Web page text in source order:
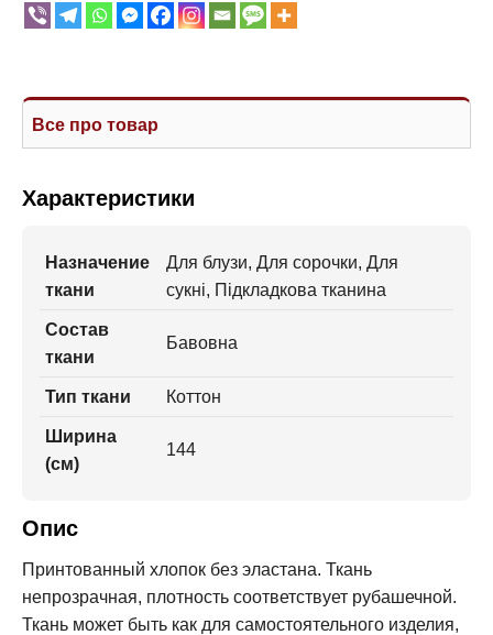
Все про товар
Характеристики
Назначение
ткани
Для блузи, Для сорочки, Для
сукні, Підкладкова тканина
Состав
ткани
Бавовна
Тип ткани Коттон
Ширина
(см)
144
Опис
Принтованный хлопок без эластана. Ткань
непрозрачная, плотность соответствует рубашечной.
Ткань может быть как для самостоятельного изделия,